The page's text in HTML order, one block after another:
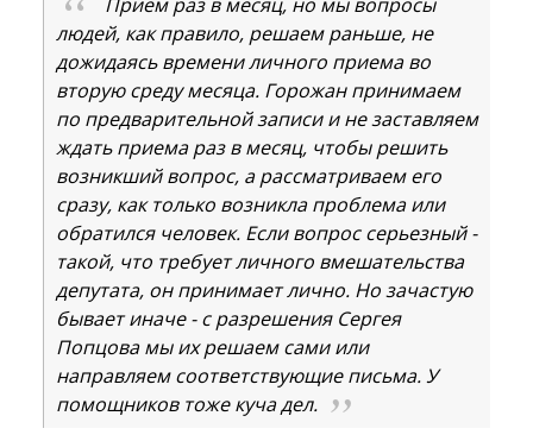
людей, как правило, решаем раньше, не
дожидаясь времени личного приема во
вторую среду месяца. Горожан принимаем
по предварительной записи и не заставляем
ждать приема раз в месяц, чтобы решить
возникший вопрос, а рассматриваем его
сразу, как только возникла проблема или
обратился человек. Если вопрос серьезный -
такой, что требует личного вмешательства
депутата, он принимает лично. Но зачастую
бывает иначе - с разрешения Сергея
Попцова мы их решаем сами или
направляем соответствующие письма. У
помощников тоже куча дел.